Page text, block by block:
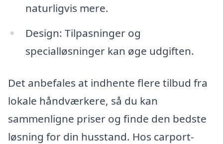
naturligvis mere.
Design: Tilpasninger og
specialløsninger kan øge udgiften.
Det anbefales at indhente flere tilbud fra
lokale håndværkere, så du kan
sammenligne priser og finde den bedste
løsning for din husstand. Hos carport-